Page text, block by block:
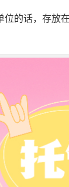
的话，存放